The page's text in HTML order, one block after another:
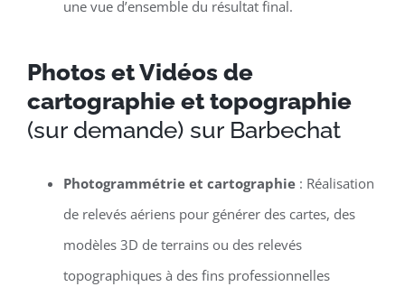
une vue d’ensemble du résultat final.
Photos et Vidéos de
cartographie et topographie
(sur demande) sur Barbechat
Photogrammétrie et cartographie: Réalisation
de relevés aériens pour générer des cartes, des
modèles 3D de terrains ou des relevés
topographiques à des fins professionnelles